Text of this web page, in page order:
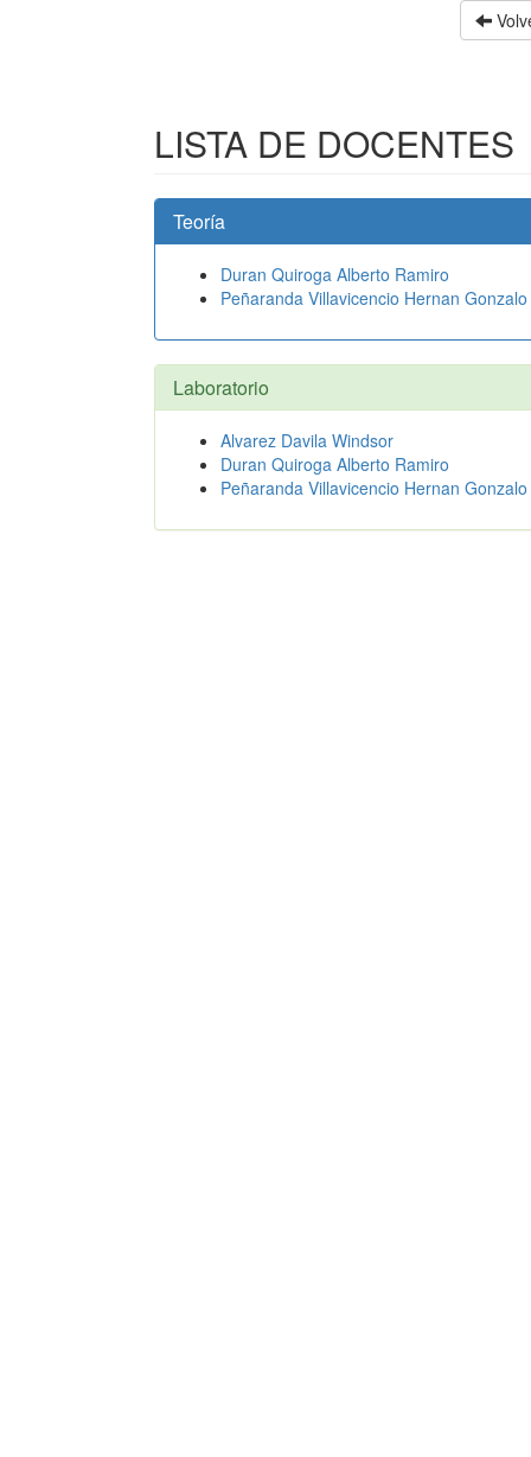
LISTA DE DOCENTES
Teoría
Duran Quiroga Alberto Ramiro
Peñaranda Villavicencio Hernan Gonzalo
Laboratorio
Alvarez Davila Windsor
Duran Quiroga Alberto Ramiro
Peñaranda Villavicencio Hernan Gonzalo